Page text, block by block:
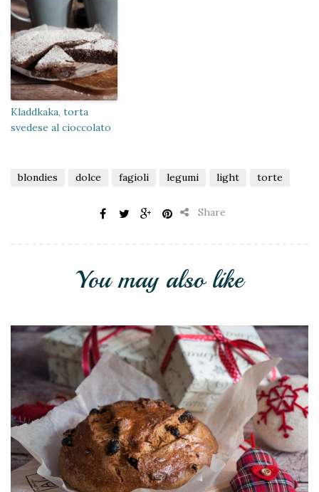
Kladdkaka, torta
svedese al cioccolato
blondies dolce fagioli legumi light torte
Share
You may also like